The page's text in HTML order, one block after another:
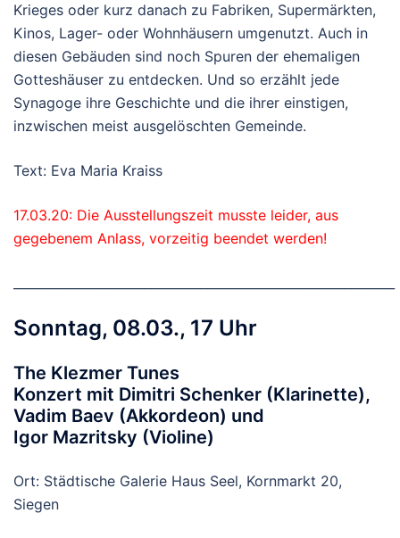
Krieges oder kurz danach zu Fabriken, Supermärkten,
Kinos, Lager- oder Wohnhäusern umgenutzt. Auch in
diesen Gebäuden sind noch Spuren der ehemaligen
Gotteshäuser zu entdecken. Und so erzählt jede
Synagoge ihre Geschichte und die ihrer einstigen,
inzwischen meist ausgelöschten Gemeinde.
Text: Eva Maria Kraiss
17.03.20: Die Ausstellungszeit musste leider, aus
gegebenem Anlass, vorzeitig beendet werden!
Sonntag, 08.03., 17 Uhr
The Klezmer Tunes
Konzert mit Dimitri Schenker (Klarinette),
Vadim Baev (Akkordeon) und
Igor Mazritsky (Violine)
Ort: Städtische Galerie Haus Seel, Kornmarkt 20,
Siegen